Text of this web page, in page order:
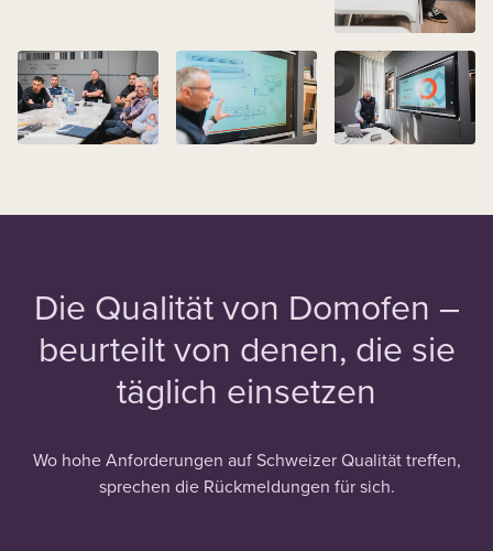
Die Qualität von Domofen –
beurteilt von denen, die sie
täglich einsetzen
Wo hohe Anforderungen auf Schweizer Qualität treffen,
sprechen die Rückmeldungen für sich.